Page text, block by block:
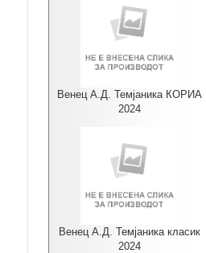
Венец А.Д. Темјаника КОРИА
2024
Венец А.Д. Темјаника класик
2024